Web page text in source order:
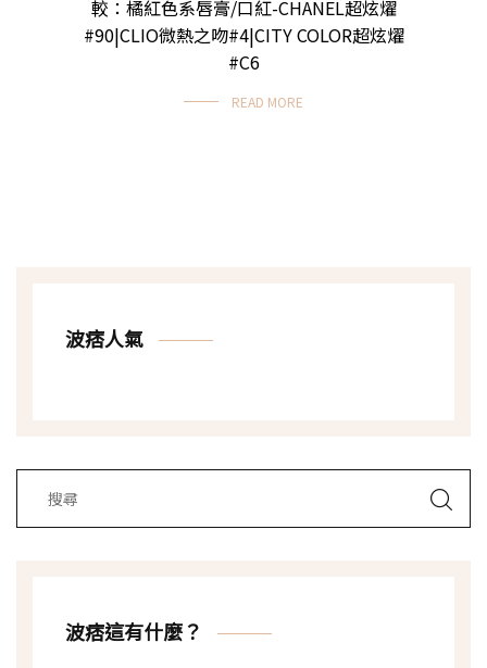
較：橘紅色系唇膏/口紅-CHANEL超炫燿
#90|CLIO微熱之吻#4|CITY COLOR超炫燿
#C6
READ MORE
波痞人氣
波痞這有什麼？